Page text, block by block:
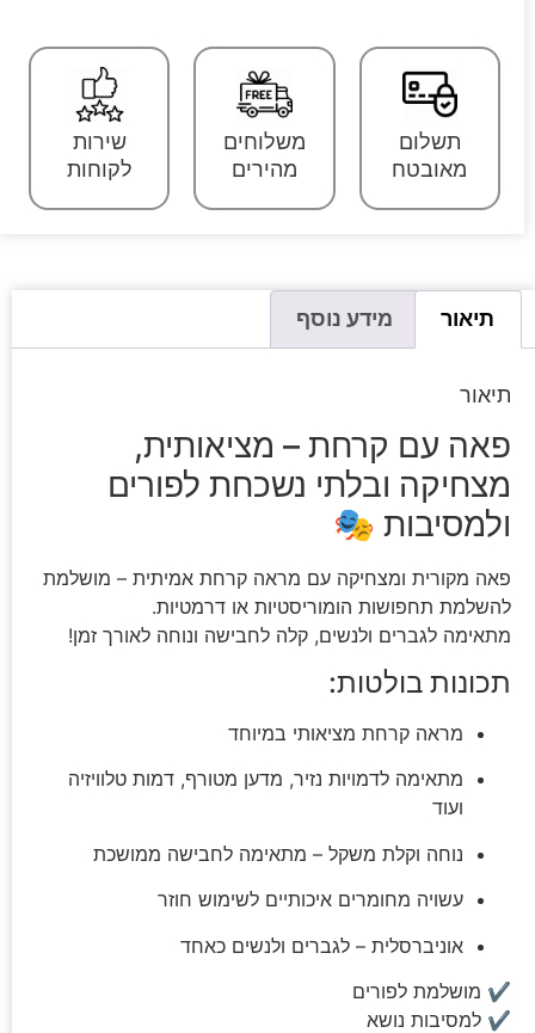
תשלום
מאובטח
משלוחים
מהירים
שירות
לקוחות
תיאור מידע נוסף
תיאור
פאה עם קרחת – מציאותית,
מצחיקה ובלתי נשכחת לפורים
ולמסיבות 🎭
פאה מקורית ומצחיקה עם מראה קרחת אמיתית – מושלמת
להשלמת תחפושות הומוריסטיות או דרמטיות.
מתאימה לגברים ולנשים, קלה לחבישה ונוחה לאורך זמן!
תכונות בולטות:
מראה קרחת מציאותי במיוחד
מתאימה לדמויות נזיר, מדען מטורף, דמות טלוויזיה
ועוד
נוחה וקלת משקל – מתאימה לחבישה ממושכת
עשויה מחומרים איכותיים לשימוש חוזר
אוניברסלית – לגברים ולנשים כאחד
✔ מושלמת לפורים
✔ למסיבות נושא